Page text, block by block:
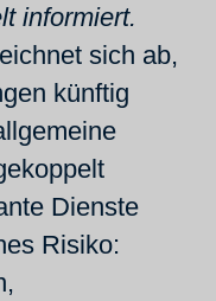
informiert.
sich ab,
künftig
Dienste
Risiko: